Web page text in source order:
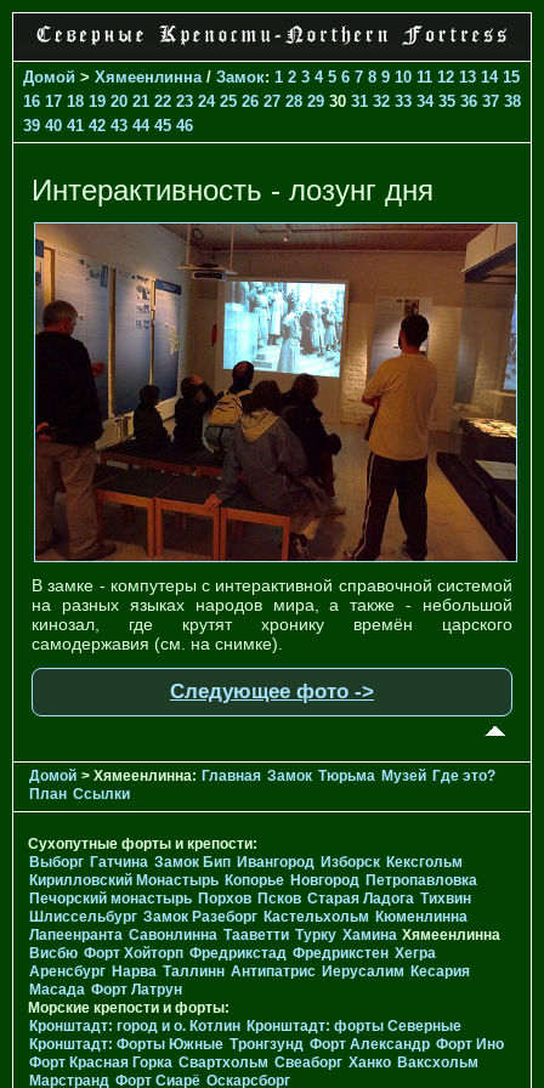
Домой > Хямеенлинна / Замок: 1 2 3 4 5 6 7 8 9 10 11 12 13 14 15
16 17 18 19 20 21 22 23 24 25 26 27 28 29 30 31 32 33 34 35 36 37 38
39 40 41 42 43 44 45 46
Интерактивность - лозунг дня
В замке - компутеры с интерактивной справочной системой
на разных языках народов мира, а также - небольшой
кинозал, где крутят хронику времён царского
самодержавия (см. на снимке).
Следующее фото ->
Домой > Хямеенлинна: Главная Замок Тюрьма Музей Где это?
План Ссылки
Сухопутные форты и крепости:
Выборг Гатчина Замок Бип Ивангород Изборск Кексгольм
Кирилловский Монастырь Копорье Новгород Петропавловка
Печорcкий монастырь Порхов Псков Старая Ладога Тихвин
Шлиссельбург Замок Разеборг Кастельхольм Кюменлинна
Лапеенранта Савонлинна Тааветти Турку Хамина Хямеенлинна
Висбю Форт Хойторп Фредрикстад Фредрикстен Хегра
Аренсбург Нарва Таллинн Антипатрис Иерусалим Кесария
Масада Форт Латрун
Морские крепости и форты:
Кронштадт: город и о. Котлин Кронштадт: форты Северные
Кронштадт: Форты Южные Тронгзунд Форт Александр Форт Ино
Форт Красная Горка Свартхольм Свеаборг Ханко Ваксхольм
Марстранд Форт Сиарё Оскарсборг